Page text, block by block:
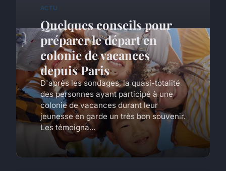
ACTU
Quelques conseils pour
préparer le départ en
colonie de vacances
depuis Paris
D'après les sondages, la quasi-totalité
des personnes ayant participé à une
colonie de vacances durant leur
jeunesse en garde un très bon souvenir.
Les témoigna...